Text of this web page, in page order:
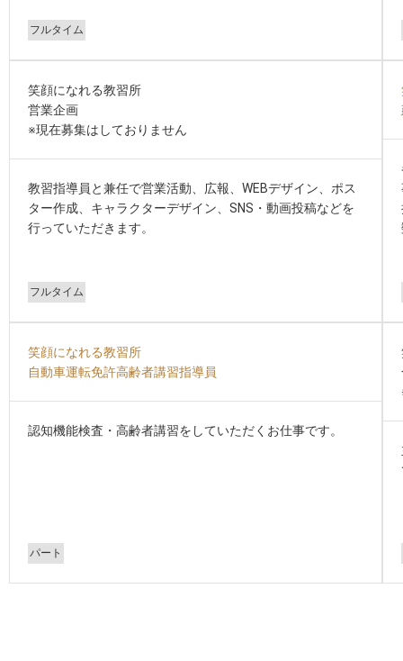
フルタイム
笑顔になれる教習所
営業企画
※現在募集はしておりません
教習指導員と兼任で営業活動、広報、WEBデザイン、ポス
ター作成、キャラクターデザイン、SNS・動画投稿などを
行っていただきます。
フルタイム
笑顔になれる教習所
自動車運転免許高齢者講習指導員
認知機能検査・高齢者講習をしていただくお仕事です。
パート